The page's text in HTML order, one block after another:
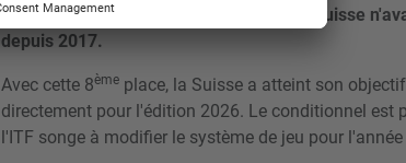
la World Team Cup à la 8ème place. La Suisse
depuis 2017.
Avec cette 8ème place, la Suisse a atteint son
directement pour l'édition 2026. Le conditionnel est
l'ITF songe à modifier le système de jeu pour